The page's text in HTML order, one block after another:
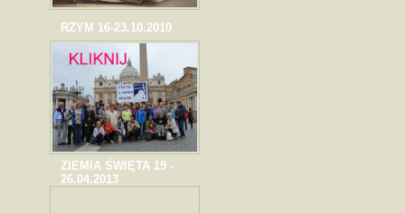
RZYM 16-23.10.2010
ZIEMIA ŚWIĘTA 19 -
26.04.2013